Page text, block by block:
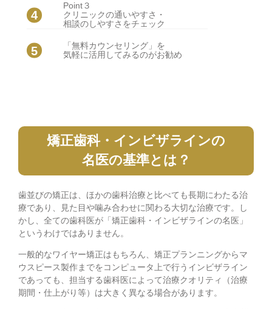
Point３
クリニックの通いやすさ・
相談のしやすさをチェック
「無料カウンセリング」を
気軽に活用してみるのがお勧め
矯正歯科・インビザラインの
名医の基準とは？
歯並びの矯正は、ほかの歯科治療と比べても長期にわたる治
療であり、見た目や噛み合わせに関わる大切な治療です。し
かし、全ての歯科医が「矯正歯科・インビザラインの名医」
というわけではありません。
一般的なワイヤー矯正はもちろん、矯正プランニングからマ
ウスピース製作までをコンピュータ上で行うインビザライン
であっても、担当する歯科医によって治療クオリティ（治療
期間・仕上がり等）は大きく異なる場合があります。